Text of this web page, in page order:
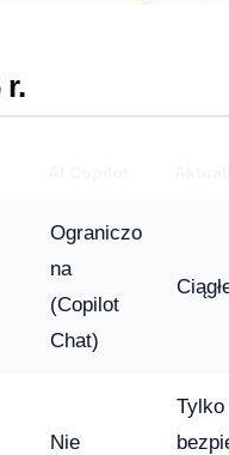
Ograniczo
na
(Copilot
Chat)
Nie
Tylko